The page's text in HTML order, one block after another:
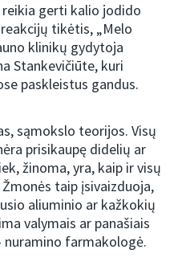
gerti kalio jodido
tikėtis, „Melo
klinikų gydytoja
Stankevičiūte, kuri
paskleistus gandus.
sąmokslo teorijos. Visų
prisikaupę didelių ar
žinoma, yra, kaip ir visų
taip įsivaizduoja,
aliuminio ar kažkokių
valymais ar panašiais
nuramino farmakologė.